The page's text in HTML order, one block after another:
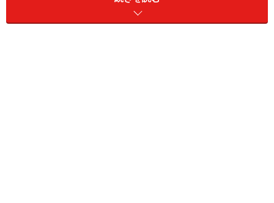
企業がグローバル化し、国際競争力を求められる一方